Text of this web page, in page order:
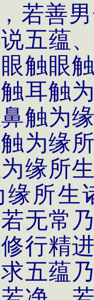
若善
五蕴
触眼
耳触
触为
为缘
缘所
所生
无常
行精
五蕴